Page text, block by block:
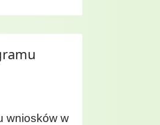
wniosków w